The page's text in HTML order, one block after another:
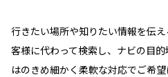
行きたい場所や知りたい情報を伝
客様に代わって検索し、ナビの目
はのきめ細かく柔軟な対応でご希